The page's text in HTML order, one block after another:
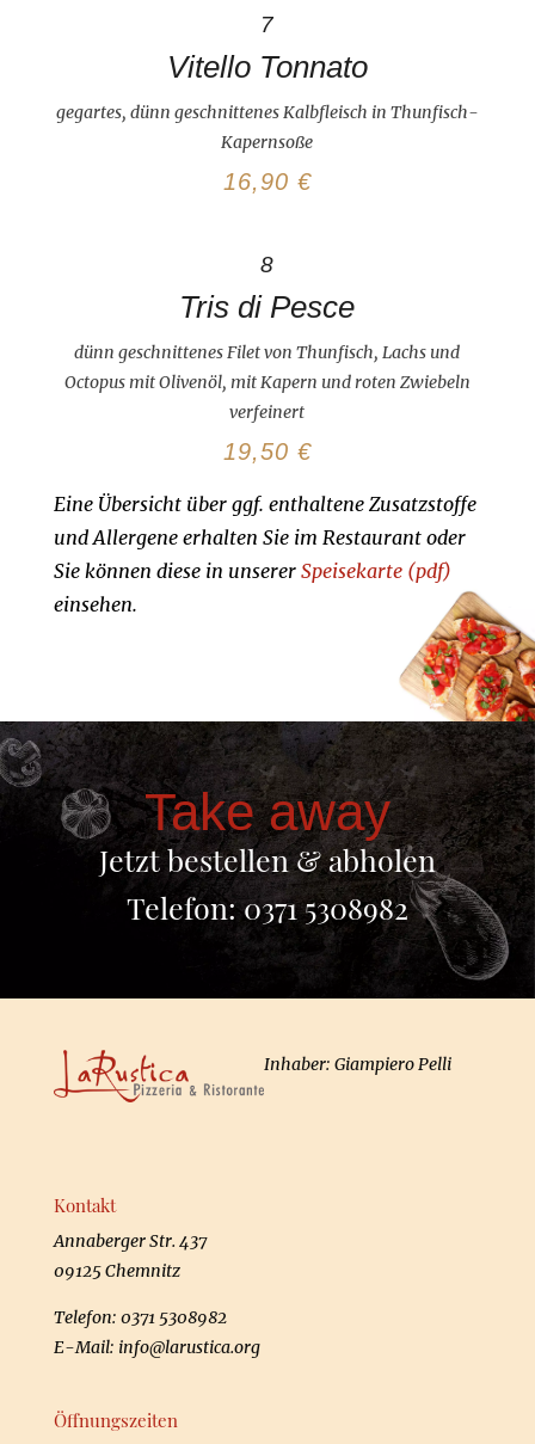
7
Vitello Tonnato
gegartes, dünn geschnittenes Kalbfleisch in Thunfisch-
Kapernsoße
16,90 €
8
Tris di Pesce
dünn geschnittenes Filet von Thunfisch, Lachs und
Octopus mit Olivenöl, mit Kapern und roten Zwiebeln
verfeinert
19,50 €
Eine Übersicht über ggf. enthaltene Zusatzstoffe
und Allergene erhalten Sie im Restaurant oder
Sie können diese in unserer Speisekarte (pdf)
einsehen.
Take away
Jetzt bestellen & abholen
Telefon: 0371 5308982
Inhaber: Giampiero Pelli
Kontakt
Annaberger Str. 437
09125 Chemnitz
Telefon: 0371 5308982
E-Mail: info@larustica.org
Öffnungszeiten